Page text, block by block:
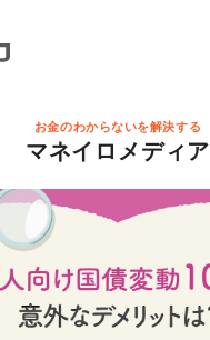
お金のわからないを解決する
マネイロメディア